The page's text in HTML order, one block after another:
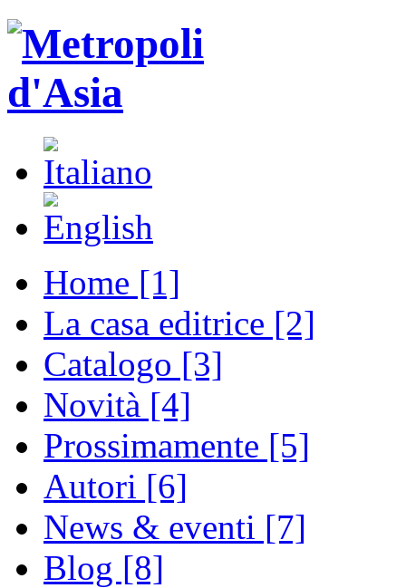
Home [1]
La casa editrice [2]
Catalogo [3]
Novità [4]
Prossimamente [5]
Autori [6]
News & eventi [7]
Blog [8]